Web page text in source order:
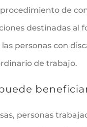
de
destinadas al
personas con
de trabajo.
personas